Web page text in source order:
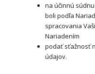
na účinnú
boli podľa
spracovania
Nariadením
podať sťažnosť
údajov.